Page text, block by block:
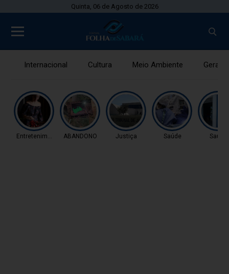
Quinta, 06 de Agosto de 2026
Internacional Cultura Meio Ambiente Gerais
Entretenimento ABANDONO Justiça Saúde Saúde